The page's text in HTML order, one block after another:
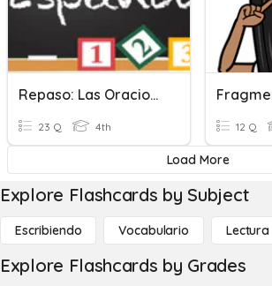
Repaso: Las Oraciones Simples Y Compuestas
23 Q 4th 12 Q
Load More
Explore Flashcards by Subject
Escribiendo Vocabulario Lectura
Explore Flashcards by Grades